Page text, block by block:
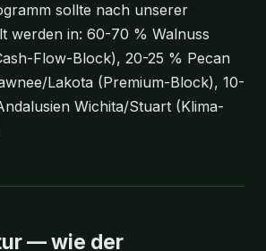
sollte nach unserer
werden in: 60-70 % Walnuss
Flow-Block), 20-25 % Pecan
Lakota (Premium-Block), 10-
Wichita/Stuart (Klima-
— wie der